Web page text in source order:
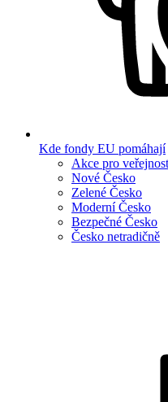
Kde fondy EU pomáhají
Akce pro veřejnost
Nové Česko
Zelené Česko
Moderní Česko
Bezpečné Česko
Česko netradičně